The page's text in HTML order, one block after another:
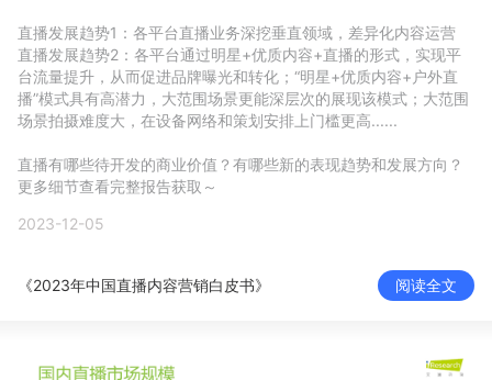
有赞春季发布会 实干家直播间
新零售大会 新零售茶会
AllValue
直播发展趋势1：各平台直播业务深挖垂直领域，差异化内容运营
直播发展趋势2：各平台通过明星+优质内容+直播的形式，实现平
台流量提升，从而促进品牌曝光和转化；“明星+优质内容+户外直
播”模式具有高潜力，大范围场景更能深层次的展现该模式；大范围
场景拍摄难度大，在设备网络和策划安排上门槛更高......
直播有哪些待开发的商业价值？有哪些新的表现趋势和发展方向？
更多细节查看完整报告获取～
2023-12-05
《2023年中国直播内容营销白皮书》 阅读全文